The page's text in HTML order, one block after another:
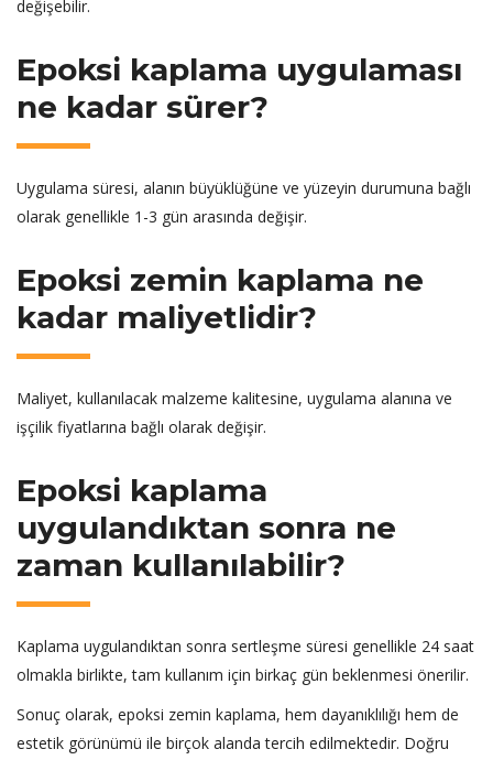
değişebilir.
Epoksi kaplama uygulaması
ne kadar sürer?
Uygulama süresi, alanın büyüklüğüne ve yüzeyin durumuna bağlı
olarak genellikle 1-3 gün arasında değişir.
Epoksi zemin kaplama ne
kadar maliyetlidir?
Maliyet, kullanılacak malzeme kalitesine, uygulama alanına ve
işçilik fiyatlarına bağlı olarak değişir.
Epoksi kaplama
uygulandıktan sonra ne
zaman kullanılabilir?
Kaplama uygulandıktan sonra sertleşme süresi genellikle 24 saat
olmakla birlikte, tam kullanım için birkaç gün beklenmesi önerilir.
Sonuç olarak, epoksi zemin kaplama, hem dayanıklılığı hem de
estetik görünümü ile birçok alanda tercih edilmektedir. Doğru